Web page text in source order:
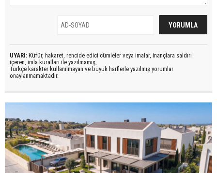
UYARI: Küfür, hakaret, rencide edici cümleler veya imalar, inançlara saldırı
içeren, imla kuralları ile yazılmamış,
Türkçe karakter kullanılmayan ve büyük harflerle yazılmış yorumlar
onaylanmamaktadır.